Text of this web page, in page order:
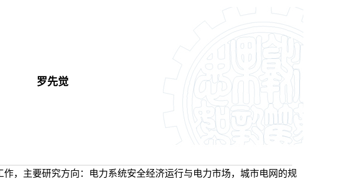
罗先觉
，主要研究方向：电力系统安全经济运行与电力市场，城市电网的规